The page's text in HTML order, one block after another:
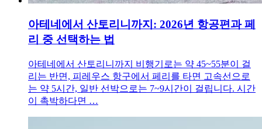
아테네에서 산토리니까지: 2026년 항공편과 페
리 중 선택하는 법
아테네에서 산토리니까지 비행기로는 약 45~55분이 걸
리는 반면, 피레우스 항구에서 페리를 타면 고속선으로
는 약 5시간, 일반 선박으로는 7~9시간이 걸립니다. 시간
이 촉박하다면 …